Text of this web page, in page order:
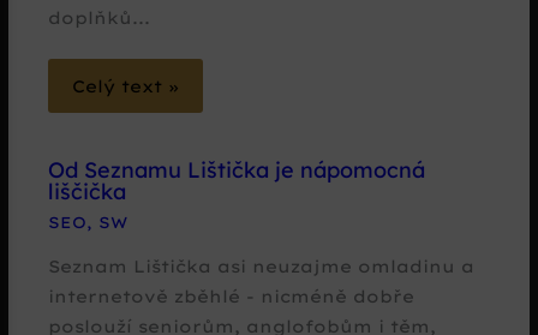
doplňků...
Celý text »
Od Seznamu Lištička je nápomocná
liščička
SEO, SW
Seznam Lištička asi neuzajme omladinu a
internetově zběhlé - nicméně dobře
poslouží seniorům, anglofobům i těm,